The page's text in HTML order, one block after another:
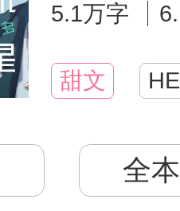
5.1万字
甜文 HE
全